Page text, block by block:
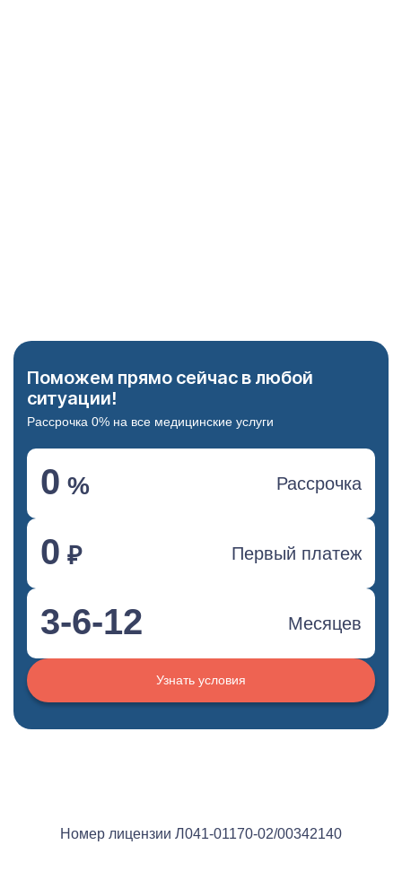
Поможем прямо сейчас в любой
ситуации!
Рассрочка 0% на все медицинские услуги
0 % Рассрочка
0 ₽ Первый платеж
3-6-12 Месяцев
Узнать условия
Номер лицензии Л041-01170-02/00342140